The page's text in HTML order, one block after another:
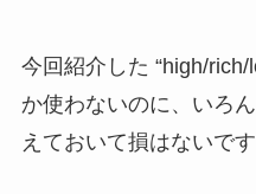
今回紹介した “high/
か使わないのに、いろ
えておいて損はないです